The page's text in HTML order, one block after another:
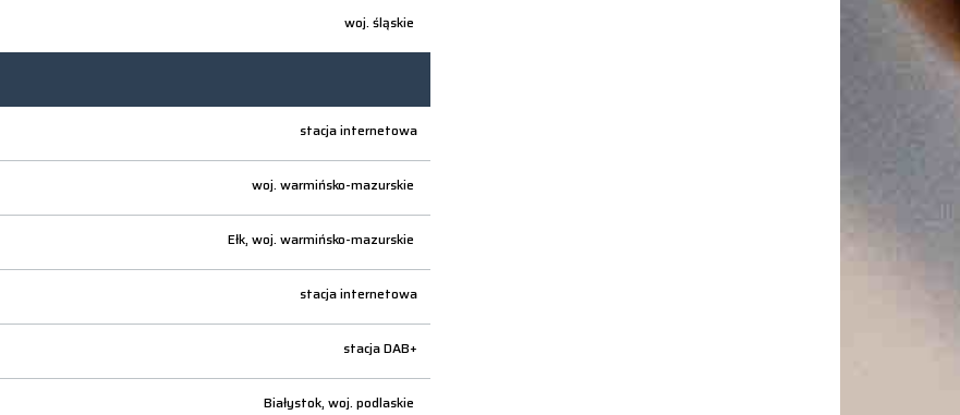
woj. śląskie
stacja internetowa
woj. warmińsko-mazurskie
Ełk, woj. warmińsko-mazurskie
stacja internetowa
stacja DAB+
Białystok, woj. podlaskie